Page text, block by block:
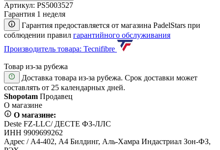
Артикул: PS5003527
Гарантия 1 неделя
Гарантия предоставляется от магазина PadelStars при
соблюдении правил гарантийного обслуживания
Производитель товара: Tecnifibre
Товар из-за рубежа
Доставка товара из-за рубежа. Срок доставки может
составлять от 25 календарных дней.
Shopotam Продавец
О магазине
О магазине:
Deste FZ-LLC/ ДЕСТЕ ФЗ-ЛЛС
ИНН 9909699262
Адрес / А4-402, А4 Билдинг, Аль-Хамра Индастриал Зон-ФЗ,